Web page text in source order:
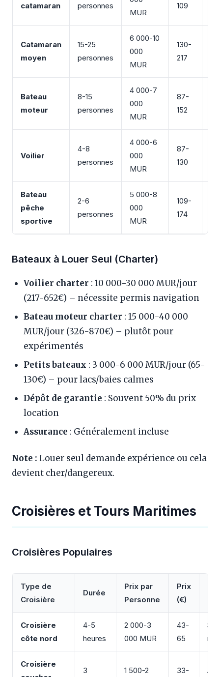
catamaran personnes
MUR
109
Catamaran
moyen
15-25
personnes
6 000-10
000
MUR
130-
217
Bateau
moteur
8-15
personnes
4 000-7
000
MUR
87-
152
Voilier
4-8
personnes
4 000-6
000
MUR
87-
130
Bateau
pêche
sportive
2-6
personnes
5 000-8
000
MUR
109-
174
Bateaux à Louer Seul (Charter)
Voilier charter : 10 000-30 000 MUR/jour
(217-652€) – nécessite permis navigation
Bateau moteur charter : 15 000-40 000
MUR/jour (326-870€) – plutôt pour
expérimentés
Petits bateaux : 3 000-6 000 MUR/jour (65-
130€) – pour lacs/baies calmes
Dépôt de garantie : Souvent 50% du prix
location
Assurance : Généralement incluse
Note : Louer seul demande expérience ou cela
devient cher/dangereux.
Croisières et Tours Maritimes
Croisières Populaires
Type de
Croisière
Durée
Prix par
Personne
Prix
(€)
Croisière
côte nord
4-5
heures
2 000-3
000 MUR
43-
65
Croisière
3
1 500-2
33-